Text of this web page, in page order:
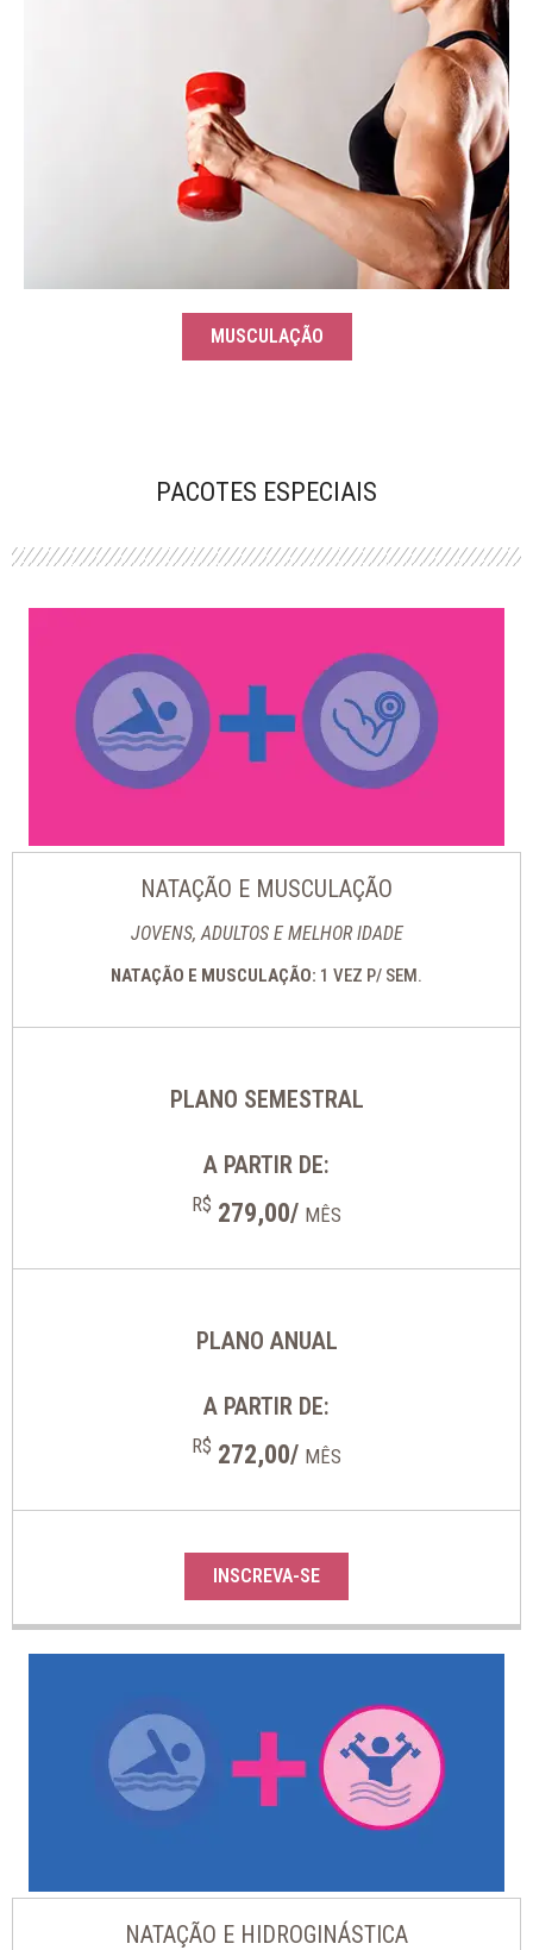
MUSCULAÇÃO
PACOTES ESPECIAIS
NATAÇÃO E MUSCULAÇÃO
JOVENS, ADULTOS E MELHOR IDADE
NATAÇÃO E MUSCULAÇÃO: 1 VEZ P/ SEM.
PLANO SEMESTRAL
A PARTIR DE:
R$ 279,00/ MÊS
PLANO ANUAL
A PARTIR DE:
R$ 272,00/ MÊS
INSCREVA-SE
NATAÇÃO E HIDROGINÁSTICA